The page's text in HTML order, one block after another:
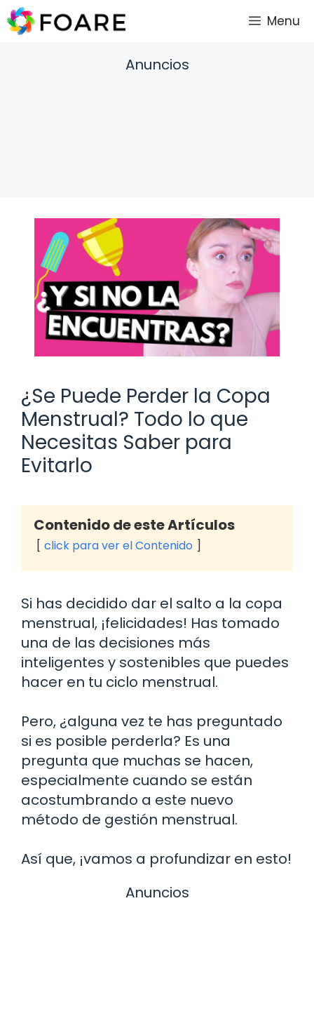
Saltar
al
Menu
Anuncios
¿Se Puede Perder la Copa
Menstrual? Todo lo que
Necesitas Saber para
Evitarlo
Contenido de este Artículos
click para ver el Contenido
Si has decidido dar el salto a la copa
menstrual, ¡felicidades! Has tomado
una de las decisiones más
inteligentes y sostenibles que puedes
hacer en tu ciclo menstrual.
Pero, ¿alguna vez te has preguntado
si es posible perderla? Es una
pregunta que muchas se hacen,
especialmente cuando se están
acostumbrando a este nuevo
método de gestión menstrual.
Así que, ¡vamos a profundizar en esto!
Anuncios